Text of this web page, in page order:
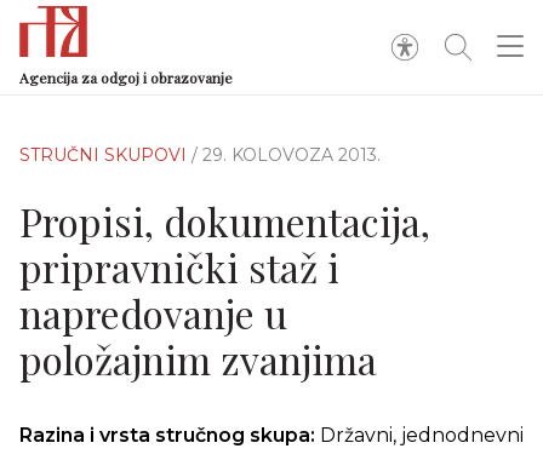
Agencija za odgoj i obrazovanje
STRUČNI SKUPOVI / 29. KOLOVOZA 2013.
Propisi, dokumentacija,
pripravnički staž i
napredovanje u
položajnim zvanjima
Razina i vrsta stručnog skupa: Državni, jednodnevni